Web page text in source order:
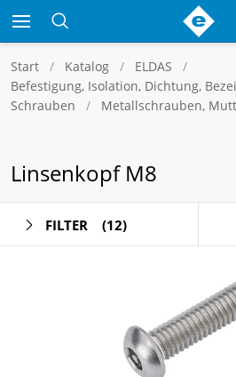
Start Katalog
ELDAS
Befestigung, Isolation, Dichtung,
Schrauben
Metallschrauben,
Linsenkopf M8
FILTER (12)